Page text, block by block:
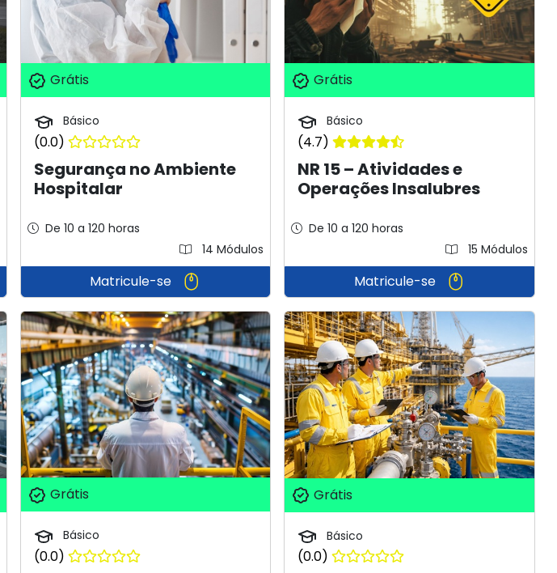
Grátis
Básico
(0.0)
Segurança no Ambiente
Hospitalar
De 10 a 120 horas
14 Módulos
Matricule-se
Grátis
Básico
(4.7)
NR 15 – Atividades e
Operações Insalubres
De 10 a 120 horas
15 Módulos
Matricule-se
Grátis
Básico
(0.0)
Grátis
Básico
(0.0)